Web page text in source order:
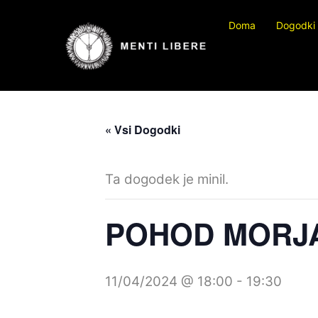
Doma Dogodki
« Vsi Dogodki
Ta dogodek je minil.
POHOD
11/04/2024 @ 18:00 - 19:30